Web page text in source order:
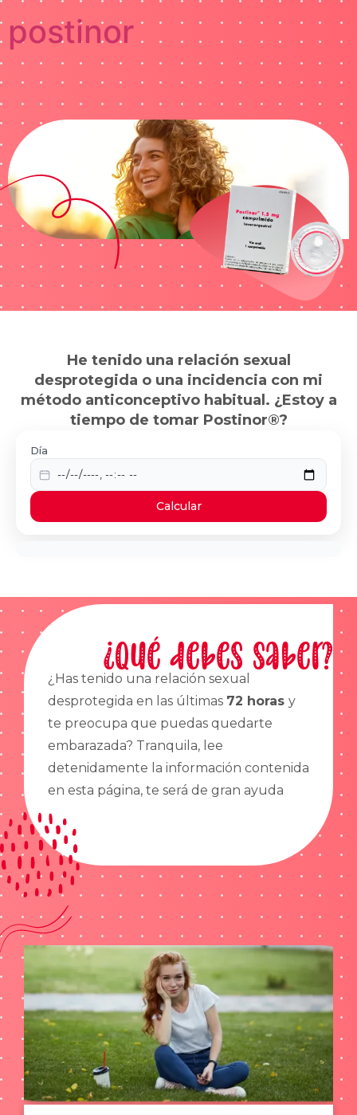
postinor
He tenido una relación sexual
desprotegida o una incidencia con mi
método anticonceptivo habitual. ¿Estoy a
tiempo de tomar Postinor®?
Día
Calcular
¿Qué debes saber?
¿Has tenido una relación sexual
desprotegida en las últimas 72 horas y
te preocupa que puedas quedarte
embarazada? Tranquila, lee
detenidamente la información contenida
en esta página, te será de gran ayuda